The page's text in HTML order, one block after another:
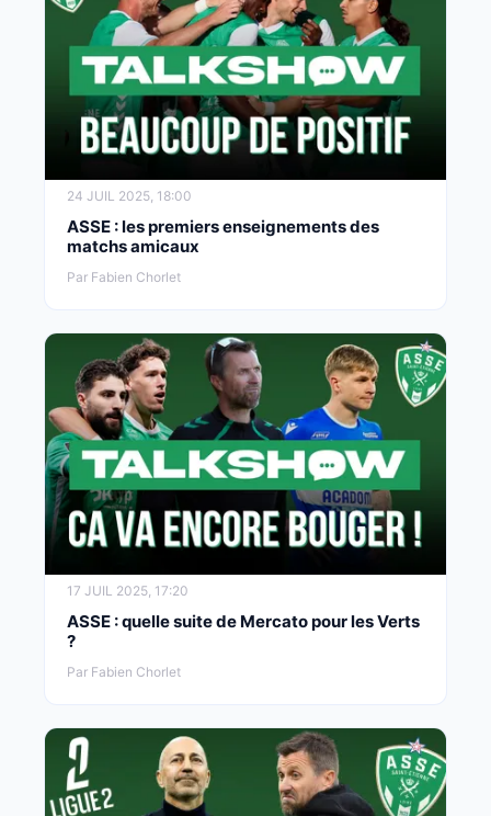
24 JUIL 2025, 18:00
ASSE : les premiers enseignements des
matchs amicaux
Par Fabien Chorlet
17 JUIL 2025, 17:20
ASSE : quelle suite de Mercato pour les Verts
?
Par Fabien Chorlet